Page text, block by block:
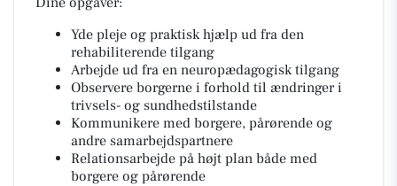
Yde pleje og praktisk hjælp ud fra den
rehabiliterende tilgang
Arbejde ud fra en neuropædagogisk tilgang
Observere borgerne i forhold til ændringer i
trivsels- og sundhedstilstande
Kommunikere med borgere, pårørende og
andre samarbejdspartnere
Relationsarbejde på højt plan både med
borgere og pårørende